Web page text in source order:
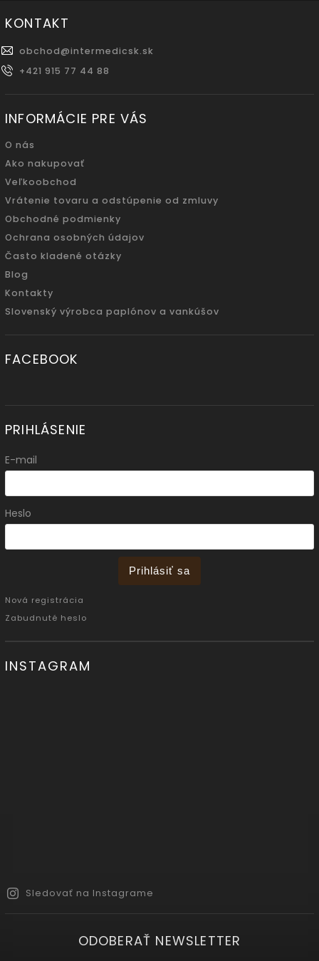
KONTAKT
obchod@intermedicsk.sk
+421 915 77 44 88
INFORMÁCIE PRE VÁS
O nás
Ako nakupovať
Veľkoobchod
Vrátenie tovaru a odstúpenie od zmluvy
Obchodné podmienky
Ochrana osobných údajov
Často kladené otázky
Blog
Kontakty
Slovenský výrobca paplónov a vankúšov
FACEBOOK
PRIHLÁSENIE
E-mail
Heslo
Prihlásiť sa
Nová registrácia
Zabudnuté heslo
INSTAGRAM
Sledovať na Instagrame
ODOBERAŤ NEWSLETTER